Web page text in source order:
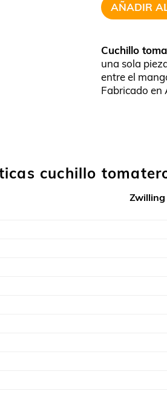
AÑADIR
Cuchillo
una sola
entre el
Fabricado en
cuchillo
Zwilling